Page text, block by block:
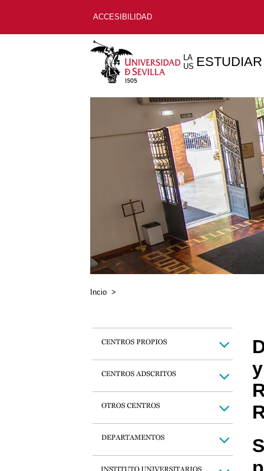
ACCESIBILIDAD
LA
US ESTUDIAR
Incio >